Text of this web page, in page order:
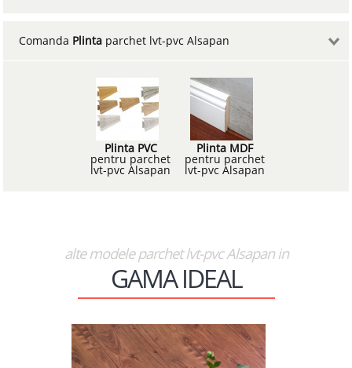
Comanda Plinta parchet lvt-pvc Alsapan
Plinta PVC
pentru parchet
lvt-pvc Alsapan
Plinta MDF
pentru parchet
lvt-pvc Alsapan
alte modele parchet lvt-pvc Alsapan in
GAMA IDEAL